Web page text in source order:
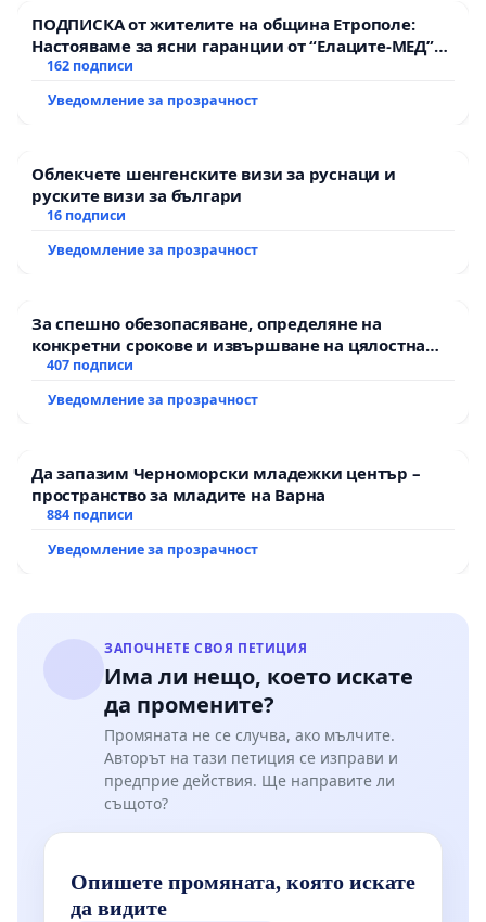
ПОДПИСКА от жителите на община Етрополе:
Настояваме за ясни гаранции от “Елаците-МЕД”
АД и от държавата, че ще се изпълнят всички
162 подписи
Уведомление за прозрачност
Облекчете шенгенските визи за руснаци и
руските визи за българи
16 подписи
Уведомление за прозрачност
За спешно обезопасяване, определяне на
конкретни срокове и извършване на цялостна
рехабилитация на републиканския път между
Мирово - к.к. Момин проход
407 подписи
Уведомление за прозрачност
Да запазим Черноморски младежки център –
пространство за младите на Варна
884 подписи
Уведомление за прозрачност
ЗАПОЧНЕТЕ СВОЯ ПЕТИЦИЯ
Има ли нещо, което искате
да промените?
Промяната не се случва, ако мълчите.
Авторът на тази петиция се изправи и
предприе действия. Ще направите ли
същото?
Опишете промяната, която искате
да видите